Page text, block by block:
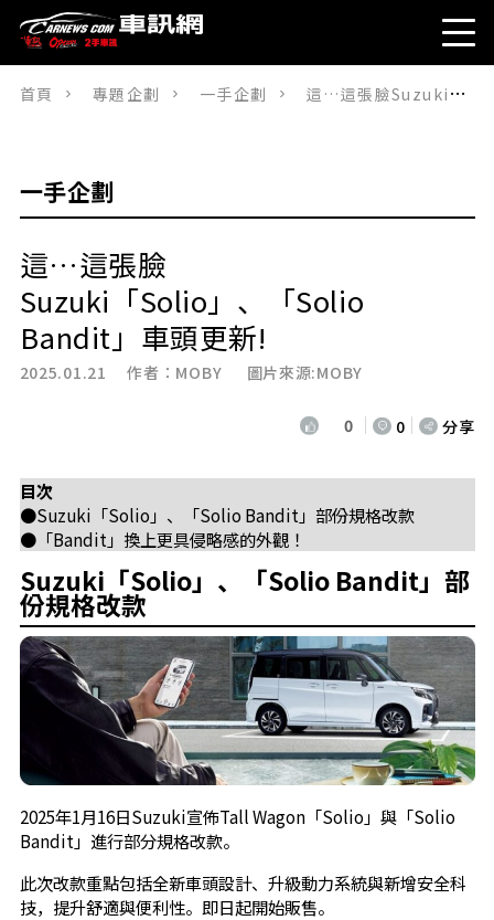
首頁 專題企劃 一手企劃 這…這張臉Suzuki「Solio」、「Solio Bandit」車頭更新!
一手企劃
這…這張臉
Suzuki「Solio」、「Solio
Bandit」車頭更新!
2025.01.21 作者： MOBY 圖片來源:MOBY
0 0 分享
目次
●Suzuki「Solio」、「Solio Bandit」部份規格改款
●「Bandit」換上更具侵略感的外觀！
Suzuki「Solio」、「Solio Bandit」部
份規格改款
2025年1月16日Suzuki宣佈Tall Wagon「Solio」與「Solio
Bandit」進行部分規格改款。
此次改款重點包括全新車頭設計、升級動力系統與新增安全科
技，提升舒適與便利性。即日起開始販售。